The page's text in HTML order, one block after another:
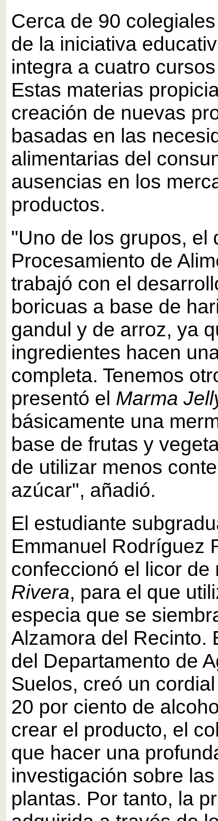
Cerca de 90
de la iniciativa
integra a cuatro
Estas materias
creación de nuevas
basadas en las
alimentarias del
ausencias en los
productos.
"Uno de los grupos, el
Procesamiento de
trabajó con el
boricuas a base de
gandul y de arroz, ya
ingredientes hacen
completa. Tenemos
presentó el Marma
básicamente una
base de frutas y
de utilizar menos
azúcar", añadió.
El estudiante
Emmanuel Rodríguez
confeccionó el licor
Rivera, para el que
especia que se
Alzamora del Recinto.
del Departamento de
Suelos, creó un
20 por ciento de
crear el producto, el
que hacer una
investigación sobre
plantas. Por tanto, la